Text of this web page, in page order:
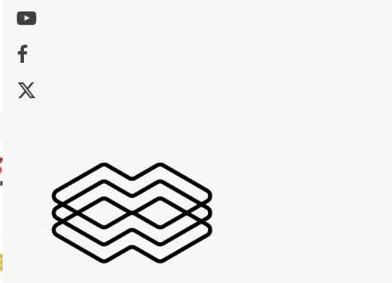
Youtube
Facebook
X